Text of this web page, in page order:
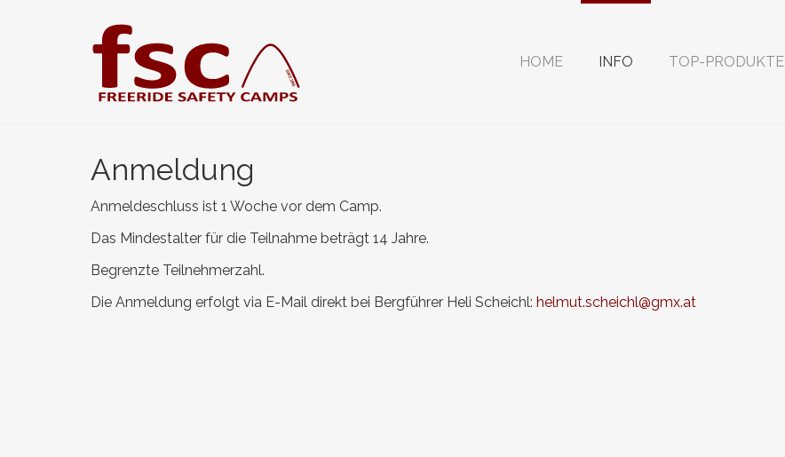
HOME INFO TOP-PRODUKTE
Anmeldung
Anmeldeschluss ist 1 Woche vor dem Camp.
Das Mindestalter für die Teilnahme beträgt 14 Jahre.
Begrenzte Teilnehmerzahl.
Die Anmeldung erfolgt via E-Mail direkt bei Bergführer Heli Scheichl: helmut.scheichl@gmx.at